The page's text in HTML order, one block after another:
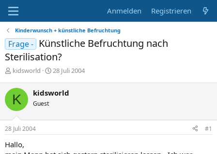
Anmelden Registrieren
Kinderwunsch + künstliche Befruchtung
Frage -
Künstliche Befruchtung nach
Sterilisation?
E
s
t
e
l
l
e
kidsworld
E
t
l
28 Juli 2004
K kidsworld
Guest
28 Juli 2004 #1
Hallo,